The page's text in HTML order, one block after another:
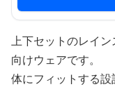
上下セットのレイ
向けウェアです。
体にフィットする